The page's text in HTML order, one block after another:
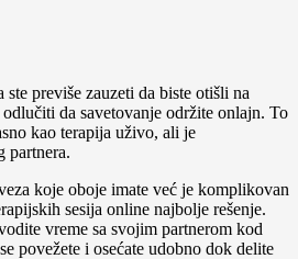
ste previše zauzeti da biste otišli na
odlučiti da savetovanje održite onlajn. To
kao terapija uživo, ali je
partnera.
koje oboje imate već je komplikovan
sesija online najbolje rešenje.
vreme sa svojim partnerom kod
povežete i osećate udobno dok delite